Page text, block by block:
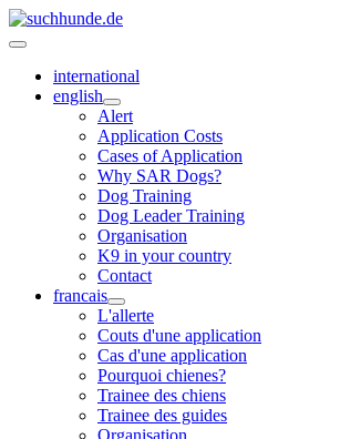
international
english
Alert
Application Costs
Cases of Application
Why SAR Dogs?
Dog Training
Dog Leader Training
Organisation
K9 in your country
Contact
francais
L'allerte
Couts d'une application
Cas d'une application
Pourquoi chienes?
Trainee des chiens
Trainee des guides
Organisation